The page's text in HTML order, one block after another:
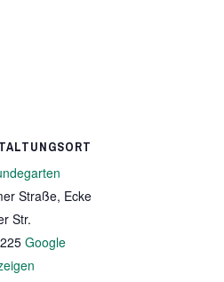
Straße, Ecke
Str.
Google